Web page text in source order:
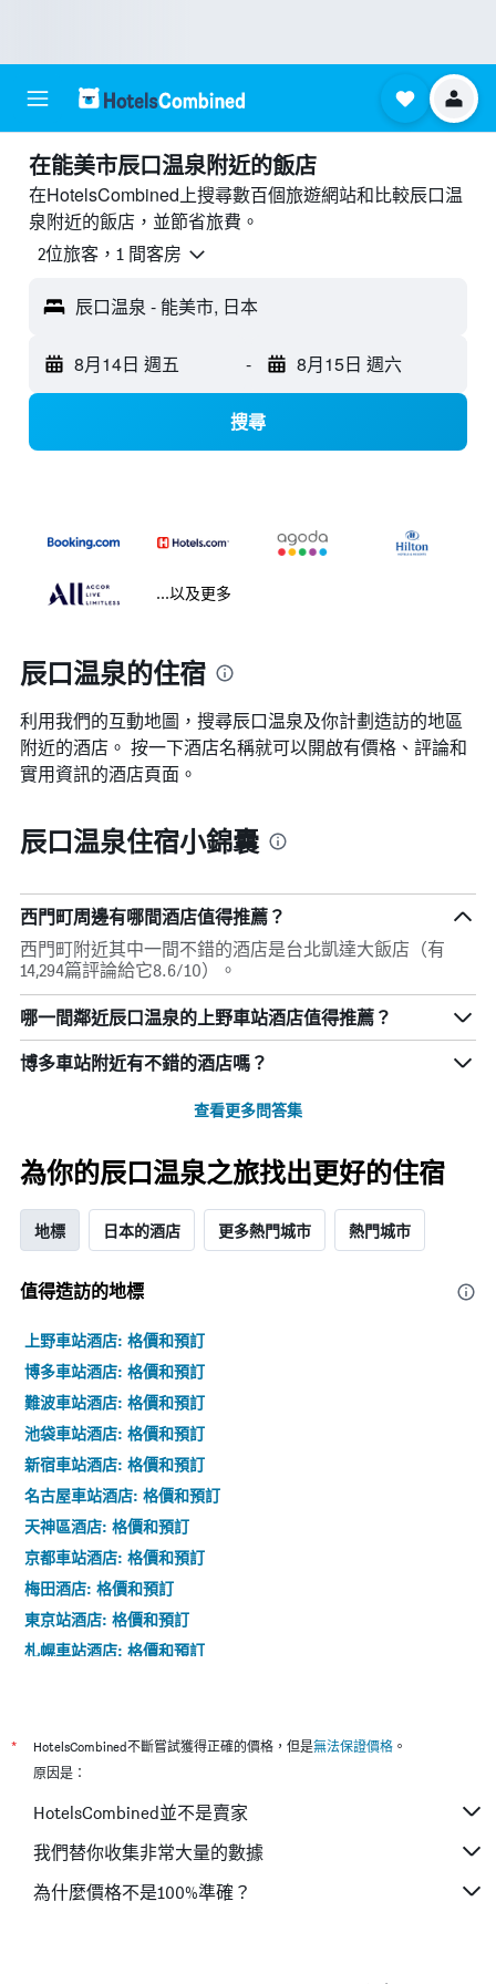
​在能美市辰口温泉附近​的飯店
在HotelsCombined上搜尋數百個旅遊網站和比較辰口温
泉附近的飯店，並節省旅費。
2位旅客，1 間客房
辰口温泉 - 能美市, 日本
8月14日 週五 - 8月15日 週六
搜尋
...以及更多
辰口温泉的住宿
利用我們的互動地圖，搜尋辰口温泉​及你計劃造訪的地區
附近的酒店。 按一下酒店名稱就可以開啟有價格、評論和
實用資訊的酒店頁面。
辰口温泉住宿小錦囊
西門町周邊有哪間酒店值得推薦？
西門町附近其中一間不錯的酒店是台北凱達大飯店（有
14,294篇評論給它8.6/10）。
哪一間鄰近辰口温泉的上野車站酒店值得推薦？
博多車站附近有不錯的酒店嗎？
查看更多問答集
為你的辰口温泉之旅找出更好的住宿
地標 日本的酒店 更多熱門城市 熱門城市
值得造訪的地標
上野車站酒店: 格價和預訂
博多車站酒店: 格價和預訂
難波車站酒店: 格價和預訂
池袋車站酒店: 格價和預訂
新宿車站酒店: 格價和預訂
名古屋車站酒店: 格價和預訂
天神區酒店: 格價和預訂
京都車站酒店: 格價和預訂
梅田酒店: 格價和預訂
東京站酒店: 格價和預訂
札幌車站酒店: 格價和預訂
天神車站酒店: 格價和預訂
梅田車站酒店: 格價和預訂
* HotelsCombined不斷嘗試獲得正確的價格，但是無法保證價格 。
原因是：
HotelsCombined並不是賣家
我們替你收集非常大量的數據
為什麼價格不是100%準確？